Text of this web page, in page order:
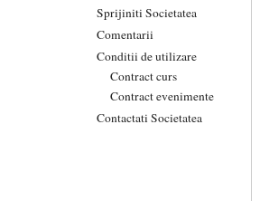
Sprijiniti Societatea
Comentarii
Conditii de utilizare
Contract curs
Contract evenimente
Contactati Societatea